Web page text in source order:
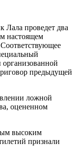
проведет два
настоящем
предыдущей
ложной
оцененном
высоким
признали